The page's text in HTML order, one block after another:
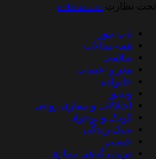
تحت نظارت e-teb.com
تاپ نیوز
همه مقالات
سلامت
مغز و اعصاب
خانواده
ویدیو
اختلالات و بیماری روانی
کودک و نوجوان
سبک زندگی
جنسی
درمان گیاهی بیماری